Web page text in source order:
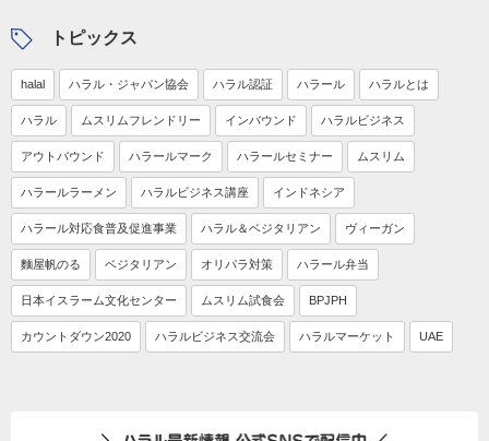
トピックス
halal ハラル・ジャパン協会 ハラル認証 ハラール ハラルとは
ハラル ムスリムフレンドリー インバウンド ハラルビジネス
アウトバウンド ハラールマーク ハラールセミナー ムスリム
ハラールラーメン ハラルビジネス講座 インドネシア
ハラール対応食普及促進事業 ハラル＆ベジタリアン ヴィーガン
麵屋帆のる ベジタリアン オリパラ対策 ハラール弁当
日本イスラーム文化センター ムスリム試食会 BPJPH
カウントダウン2020 ハラルビジネス交流会 ハラルマーケット UAE